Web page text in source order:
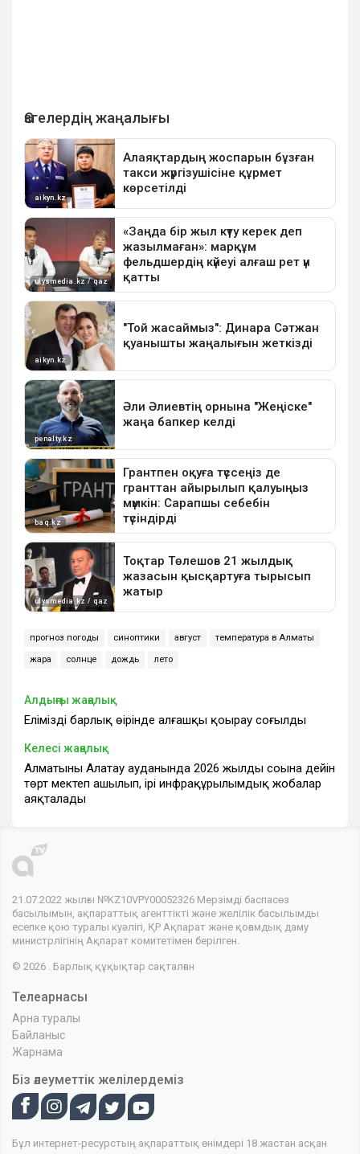
прогноз погоды синоптики август температура в Алматы
жара солнце дождь лето
Алдыңғы жаңалық
Еліміздің барлық өңірінде алғашқы қоңырау соғылды
Келесі жаңалық
Алматының Алатау ауданында 2026 жылдың соңына дейін
төрт мектеп ашылып, ірі инфрақұрылымдық жобалар
аяқталады
21.07.2022 жылғы №KZ10VPY00052326 Мерзімді баспасөз
басылымын, ақпараттық агенттікті және желілік басылымды
есепке қою туралы куәлігі, ҚР Ақпарат және қоғамдық даму
министрлігінің Ақпарат комитетімен берілген.
© 2026 . Барлық құқықтар сақталған
Телеарнасы
Арна туралы
Байланыс
Жарнама
Біз әлеуметтік желілердеміз
Бұл интернет-ресурстың ақпараттық өнімдері 18 жастан асқан